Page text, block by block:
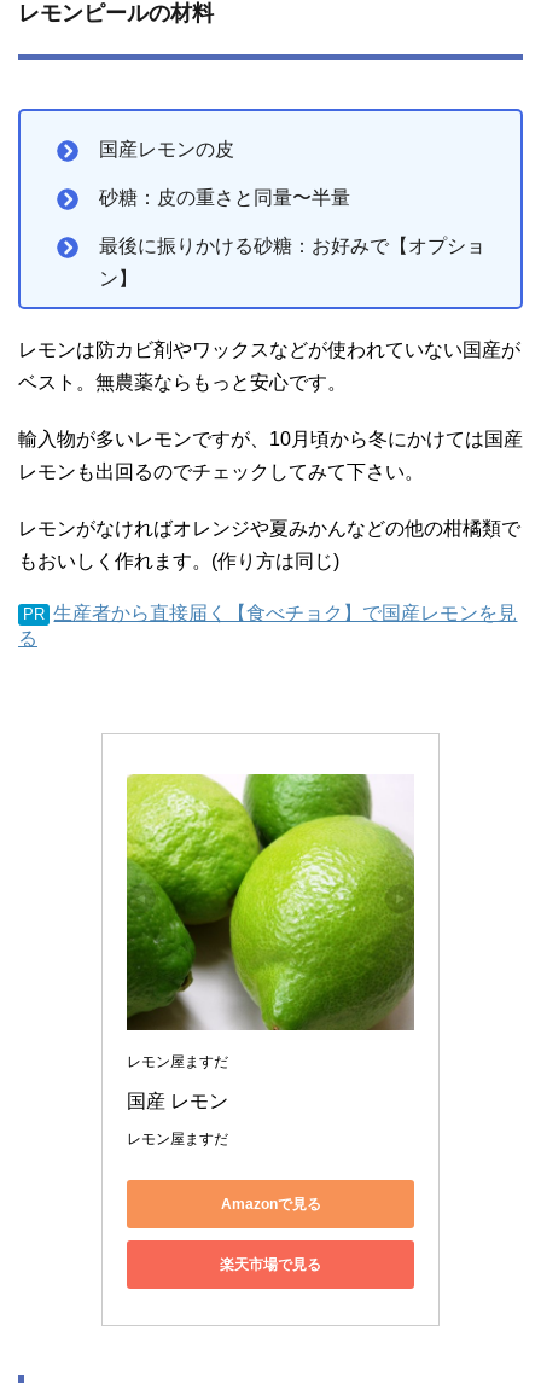
レモンピールの材料
国産レモンの皮
砂糖：皮の重さと同量〜半量
最後に振りかける砂糖：お好みで【オプショ
ン】
レモンは防カビ剤やワックスなどが使われていない国産が
ベスト。無農薬ならもっと安心です。
輸入物が多いレモンですが、10月頃から冬にかけては国産
レモンも出回るのでチェックしてみて下さい。
レモンがなければオレンジや夏みかんなどの他の柑橘類で
もおいしく作れます。(作り方は同じ)
PR 生産者から直接届く【食べチョク】で国産レモンを見
る
レモン屋ますだ
国産 レモン
レモン屋ますだ
Amazonで見る
楽天市場で見る